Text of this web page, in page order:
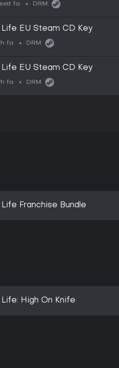
fa DRM:
Life EU Steam CD Key
fa DRM:
Life EU Steam CD Key
fa DRM:
Life Franchise Bundle
Life: High On Knife